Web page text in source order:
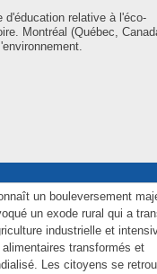
d'éducation relative à l'éco-
Montréal (Québec,
un bouleversement
un exode rural qui a
industrielle et
transformés et
Les citoyens se